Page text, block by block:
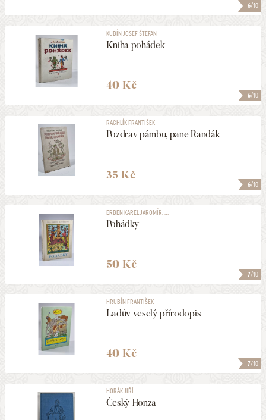
6/10
6/10
KUBÍN JOSEF ŠTEFAN
Kniha pohádek
40 Kč
6/10
RACHLÍK FRANTIŠEK
Pozdrav pámbu, pane Randák
35 Kč
7/10
ERBEN KAREL JAROMÍR, ...
Pohádky
50 Kč
7/10
HRUBÍN FRANTIŠEK
Ladův veselý přírodopis
40 Kč
HORÁK JIŘÍ
Český Honza